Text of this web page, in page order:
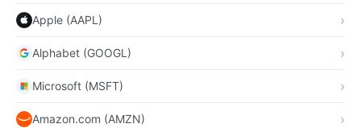
Apple (AAPL)
Alphabet (GOOGL)
Microsoft (MSFT)
Amazon.com (AMZN)